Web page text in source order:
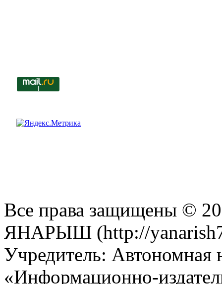
Все права защищены ©
ЯНАРЫШ (http://
Учредитель: Автономная
«Информационно-